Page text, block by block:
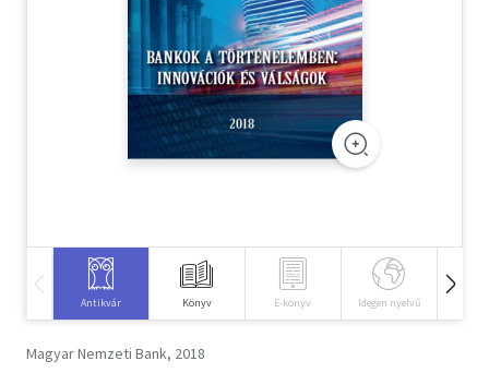
Szótár, nyelvkönyv
Tankönyv, segédkönyv
Társadalomtudomány
Antikvár Könyv E-könyv Idegen nyelvű
Magyar Nemzeti Bank, 2018